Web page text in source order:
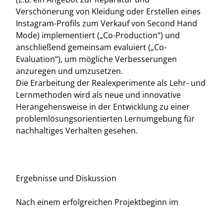
Verschönerung von Kleidung oder Erstellen eines
Instagram-Profils zum Verkauf von Second Hand
Mode) implementiert („Co-Production“) und
anschließend gemeinsam evaluiert („Co-
Evaluation“), um mögliche Verbesserungen
anzuregen und umzusetzen.
Die Erarbeitung der Realexperimente als Lehr- und
Lernmethoden wird als neue und innovative
Herangehensweise in der Entwicklung zu einer
problemlösungsorientierten Lernumgebung für
nachhaltiges Verhalten gesehen.
Ergebnisse und Diskussion
Nach einem erfolgreichen Projektbeginn im